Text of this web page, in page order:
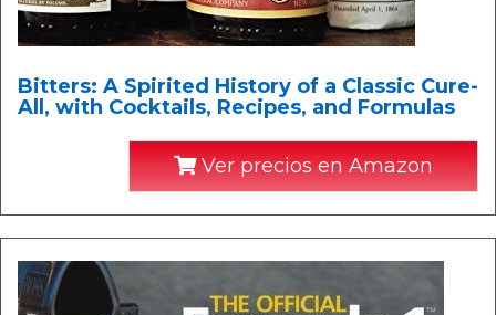
Bitters: A Spirited History of a Classic Cure-
All, with Cocktails, Recipes, and Formulas
Ver precios en Amazon